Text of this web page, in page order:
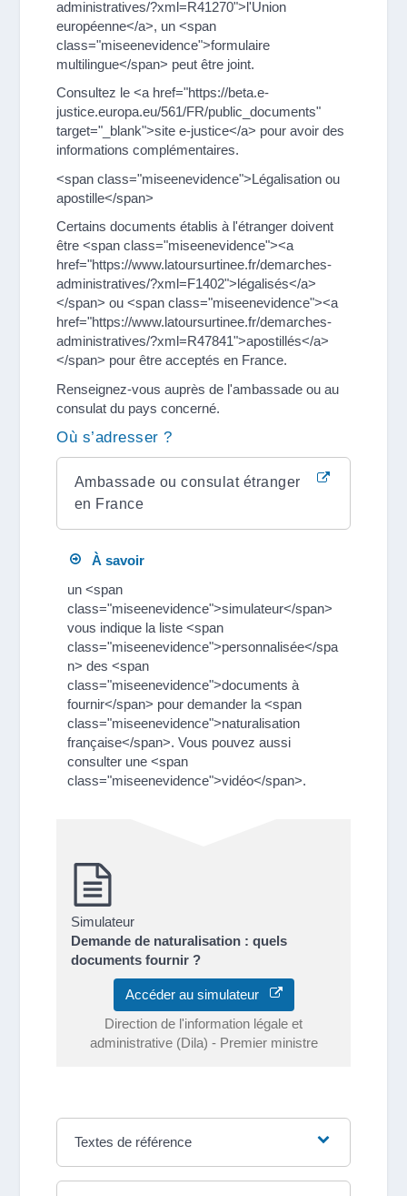
administratives/?xml=R41270">l'Union
européenne</a>, un <span
class="miseenevidence">formulaire
multilingue</span> peut être joint.
Consultez le <a href="https://beta.e-
justice.europa.eu/561/FR/public_documents"
target="_blank">site e-justice</a> pour avoir des
informations complémentaires.
<span class="miseenevidence">Légalisation ou
apostille</span>
Certains documents établis à l'étranger doivent
être <span class="miseenevidence"><a
href="https://www.latoursurtinee.fr/demarches-
administratives/?xml=F1402">légalisés</a>
</span> ou <span class="miseenevidence"><a
href="https://www.latoursurtinee.fr/demarches-
administratives/?xml=R47841">apostillés</a>
</span> pour être acceptés en France.
Renseignez-vous auprès de l'ambassade ou au
consulat du pays concerné.
Où s’adresser ?
Ambassade ou consulat étranger
en France
À savoir
un <span
class="miseenevidence">simulateur</span>
vous indique la liste <span
class="miseenevidence">personnalisée</spa
n> des <span
class="miseenevidence">documents à
fournir</span> pour demander la <span
class="miseenevidence">naturalisation
française</span>. Vous pouvez aussi
consulter une <span
class="miseenevidence">vidéo</span>.
Simulateur
Demande de naturalisation : quels
documents fournir ?
Accéder au simulateur
Direction de l'information légale et
administrative (Dila) - Premier ministre
Textes de référence